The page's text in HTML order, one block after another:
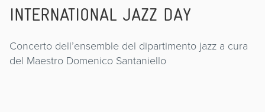
INTERNATIONAL JAZZ DAY
Concerto dell’ensemble del dipartimento jazz a cura
del Maestro Domenico Santaniello